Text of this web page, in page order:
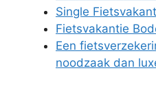
Single
Fietsvakantie
Een
noodzaak dan